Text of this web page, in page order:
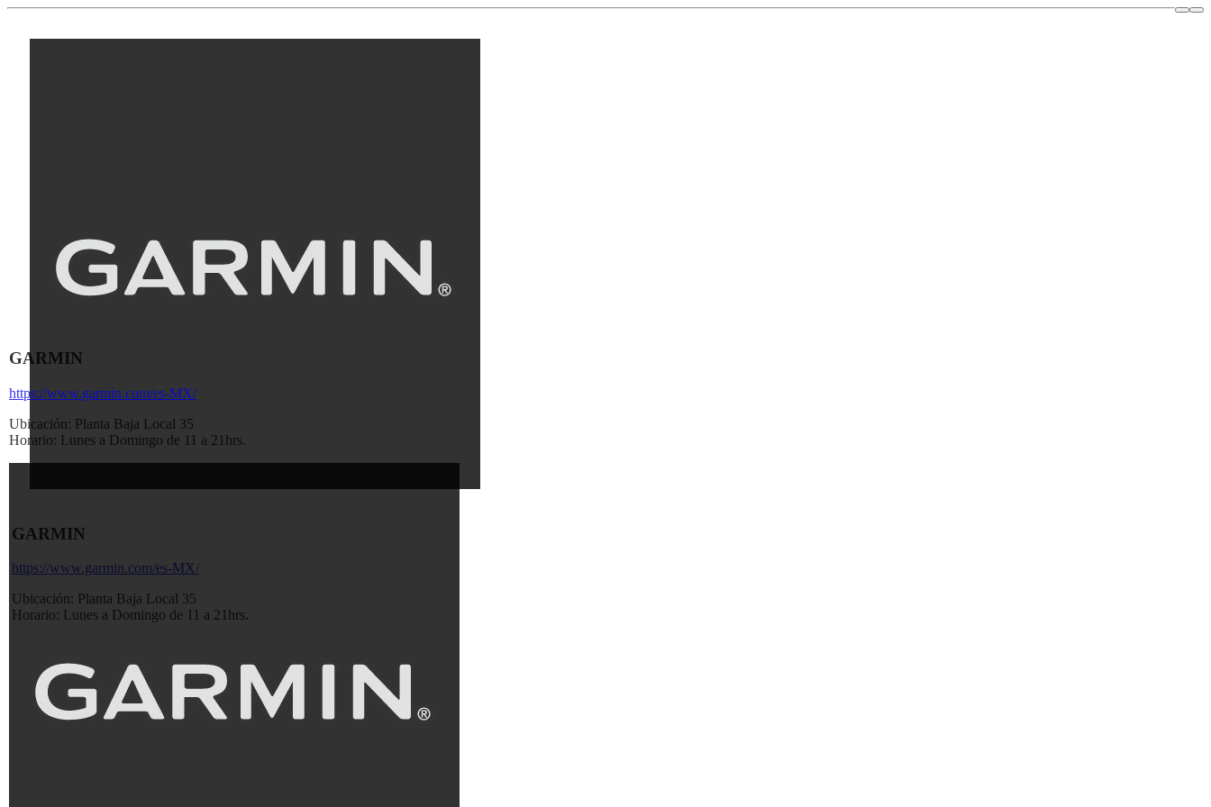
GARMIN
https://www.garmin.com/es-MX/
Ubicación: Planta Baja Local 35
Horario: Lunes a Domingo de 11 a 21hrs.
GARMIN
https://www.garmin.com/es-MX/
Ubicación: Planta Baja Local 35
Horario: Lunes a Domingo de 11 a 21hrs.